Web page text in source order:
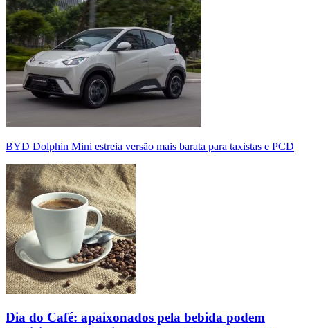
BYD Dolphin Mini estreia versão mais barata para taxistas e PCD
Dia do Café: apaixonados pela bebida podem